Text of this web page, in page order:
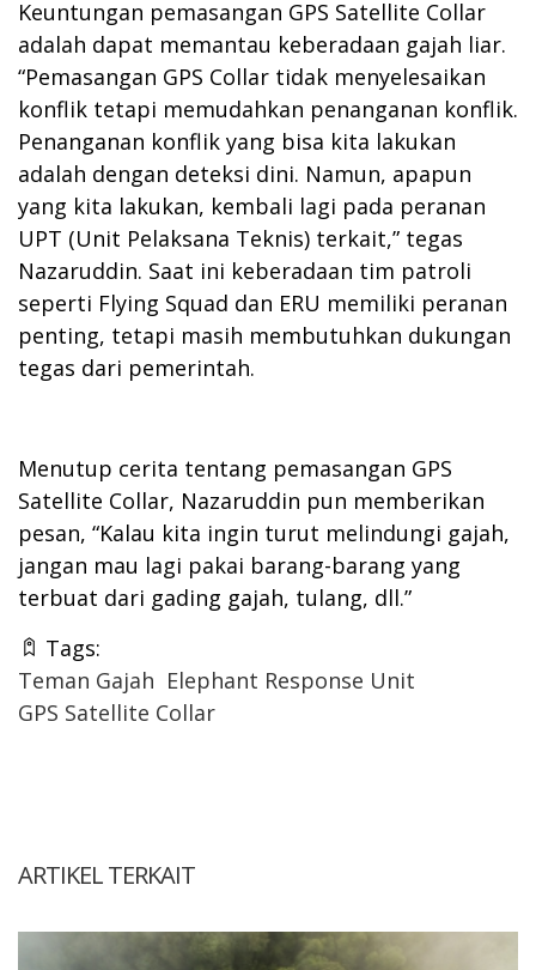
Keuntungan pemasangan GPS Satellite Collar
adalah dapat memantau keberadaan gajah liar.
“Pemasangan GPS Collar tidak menyelesaikan
konflik tetapi memudahkan penanganan konflik.
Penanganan konflik yang bisa kita lakukan
adalah dengan deteksi dini. Namun, apapun
yang kita lakukan, kembali lagi pada peranan
UPT (Unit Pelaksana Teknis) terkait,” tegas
Nazaruddin. Saat ini keberadaan tim patroli
seperti Flying Squad dan ERU memiliki peranan
penting, tetapi masih membutuhkan dukungan
tegas dari pemerintah.
Menutup cerita tentang pemasangan GPS
Satellite Collar, Nazaruddin pun memberikan
pesan, “Kalau kita ingin turut melindungi gajah,
jangan mau lagi pakai barang-barang yang
terbuat dari gading gajah, tulang, dll.”
Tags:
Teman Gajah Elephant Response Unit
GPS Satellite Collar
ARTIKEL TERKAIT